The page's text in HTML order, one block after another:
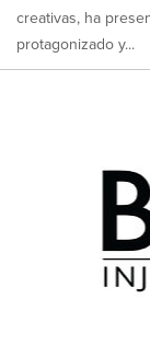
creativas, ha
protagonizado y...